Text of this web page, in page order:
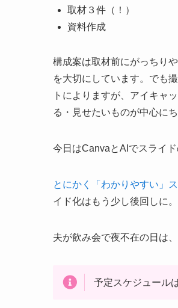
取材３件（！）
資料作成
構成案は取材前にがっちり
を大切にしています。でも
トによりますが、アイキャ
る・見せたいものが中心に
今日はCanvaとAIでスライ
とにかく「わかりやすい」
イド化はもう少し後回しに。
夫が飲み会で夜不在の日は
予定スケジュール